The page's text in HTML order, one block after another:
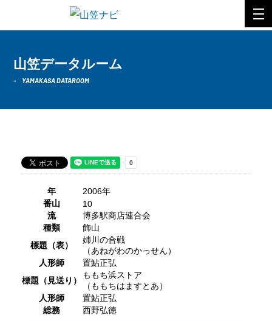
山笠データルーム
YAMAKASA DATAROOM
年
2006年
番山
10
流
博多駅商店連合会
種類
飾山
標題（表）
姉川の合戦
（あねがわのかっせん）
人形師
置鮎正弘
標題（見送り）
ももち浜ストア
（ももちはますとあ）
人形師
置鮎正弘
総務
西野弘徳